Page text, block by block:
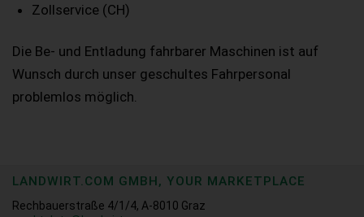
Zollservice (CH)
Die Be- und Entladung fahrbarer Maschinen ist auf
Wunsch durch unser geschultes Fahrpersonal
problemlos möglich.
LANDWIRT.COM GMBH, YOUR MARKETPLACE
Rechbauerstraße 4/1/4, A-8010 Graz